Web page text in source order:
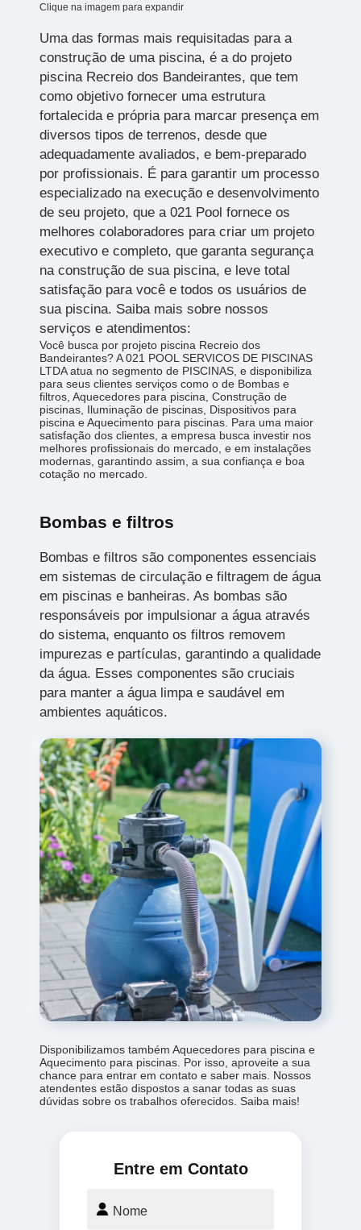
Clique na imagem para expandir
Uma das formas mais requisitadas para a
construção de uma piscina, é a do projeto
piscina Recreio dos Bandeirantes, que tem
como objetivo fornecer uma estrutura
fortalecida e própria para marcar presença em
diversos tipos de terrenos, desde que
adequadamente avaliados, e bem-preparado
por profissionais. É para garantir um processo
especializado na execução e desenvolvimento
de seu projeto, que a 021 Pool fornece os
melhores colaboradores para criar um projeto
executivo e completo, que garanta segurança
na construção de sua piscina, e leve total
satisfação para você e todos os usuários de
sua piscina. Saiba mais sobre nossos
serviços e atendimentos:
Você busca por projeto piscina Recreio dos
Bandeirantes? A 021 POOL SERVICOS DE PISCINAS
LTDA atua no segmento de PISCINAS, e disponibiliza
para seus clientes serviços como o de Bombas e
filtros, Aquecedores para piscina, Construção de
piscinas, Iluminação de piscinas, Dispositivos para
piscina e Aquecimento para piscinas. Para uma maior
satisfação dos clientes, a empresa busca investir nos
melhores profissionais do mercado, e em instalações
modernas, garantindo assim, a sua confiança e boa
cotação no mercado.
Bombas e filtros
Bombas e filtros são componentes essenciais
em sistemas de circulação e filtragem de água
em piscinas e banheiras. As bombas são
responsáveis por impulsionar a água através
do sistema, enquanto os filtros removem
impurezas e partículas, garantindo a qualidade
da água. Esses componentes são cruciais
para manter a água limpa e saudável em
ambientes aquáticos.
Disponibilizamos também Aquecedores para piscina e
Aquecimento para piscinas. Por isso, aproveite a sua
chance para entrar em contato e saber mais. Nossos
atendentes estão dispostos a sanar todas as suas
dúvidas sobre os trabalhos oferecidos. Saiba mais!
Entre em Contato